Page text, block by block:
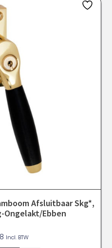
Afsluitbaar Skg*,
Ongelakt/Ebben
Incl. BTW